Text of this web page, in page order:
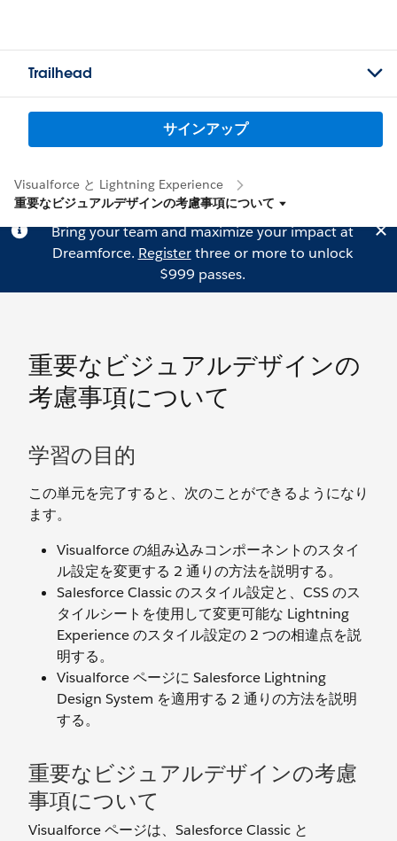
Trailhead
サインアップ
Visualforce と Lightning Experience
重要なビジュアルデザインの考慮事項について
Bring your team and maximize your impact at
Dreamforce. Registerthree or more to unlock
$999 passes.
重要なビジュアルデザインの
考慮事項について
学習の目的
この単元を完了すると、次のことができるようになり
ます。
Visualforce の組み込みコンポーネントのスタイ
ル設定を変更する 2 通りの方法を説明する。
Salesforce Classic のスタイル設定と、CSS のス
タイルシートを使用して変更可能な Lightning
Experience のスタイル設定の 2 つの相違点を説
明する。
Visualforce ページに Salesforce Lightning
Design System を適用する 2 通りの方法を説明
する。
重要なビジュアルデザインの考慮
事項について
Visualforce ページは、Salesforce Classic と